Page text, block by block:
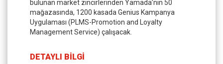
bulunan market zincirlerinden Yamada’nın 50
mağazasında, 1200 kasada Genius Kampanya
Uygulaması (PLMS-Promotion and Loyalty
Management Service) çalışacak.
DETAYLI BİLGİ